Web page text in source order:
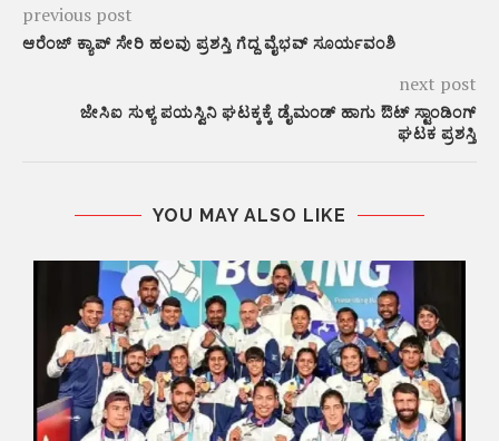
previous post
ಆರೆಂಜ್ ಕ್ಯಾಪ್ ಸೇರಿ ಹಲವು ಪ್ರಶಸ್ತಿ ಗೆದ್ದ ವೈಭವ್ ಸೂರ್ಯವಂಶಿ
next post
ಜೇಸಿಐ ಸುಳ್ಯ ಪಯಸ್ವಿನಿ ಘಟಕ್ಕಕ್ಕೆ ಡೈಮಂಡ್ ಹಾಗು ಔಟ್ ಸ್ಟಾಂಡಿಂಗ್
ಘಟಕ ಪ್ರಶಸ್ತಿ
YOU MAY ALSO LIKE